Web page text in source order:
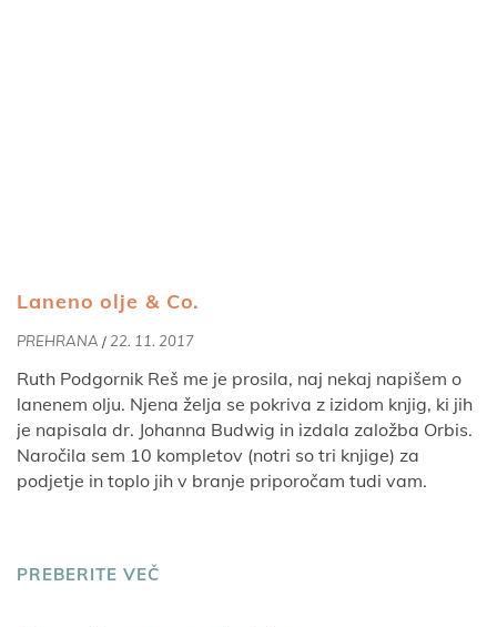
Laneno olje & Co.
PREHRANA / 22. 11. 2017
Ruth Podgornik Reš me je prosila, naj nekaj napišem o
lanenem olju. Njena želja se pokriva z izidom knjig, ki jih
je napisala dr. Johanna Budwig in izdala založba Orbis.
Naročila sem 10 kompletov (notri so tri knjige) za
podjetje in toplo jih v branje priporočam tudi vam.
PREBERITE VEČ